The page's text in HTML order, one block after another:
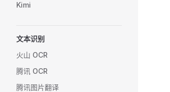
Kimi
文本识别
火山 OCR
腾讯 OCR
腾讯图片翻译